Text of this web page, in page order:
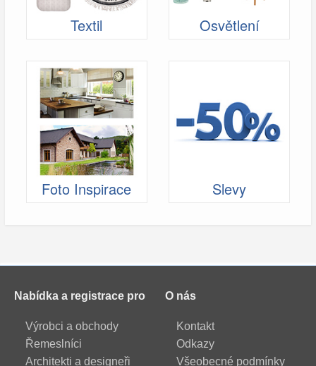
Textil Osvětlení
Foto Inspirace Slevy
Nabídka a registrace pro
Výrobci a obchody
Řemeslníci
Architekti a designeři
O nás
Kontakt
Odkazy
Všeobecné podmínky